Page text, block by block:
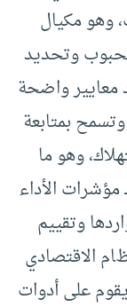
وهو مكيال
وتحديد
معايير واضحة
بمتابعة
وهو ما
مؤشرات الأداء
وتقييم
الاقتصادي
على أدوات